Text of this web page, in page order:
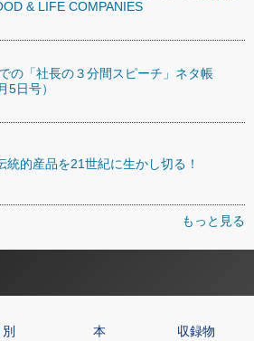
& LIFE COMPANIES
の「社長の３分間スピーチ」ネタ帳
5日号）
的産品を21世紀に生かし切る！
もっと見る
別 本 収録物